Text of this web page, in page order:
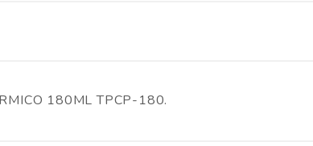
180ML TPCP-180.